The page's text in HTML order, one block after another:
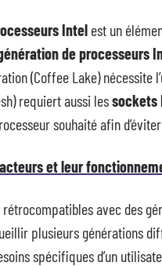
Intel est un
de processeurs
(Coffee Lake) nécessite
requiert aussi lessockets
souhaité afin
et leur
avec des
plusieurs générations
spécifiques d’un